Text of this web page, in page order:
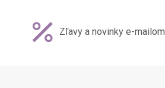
Zľavy a novinky e-mailom